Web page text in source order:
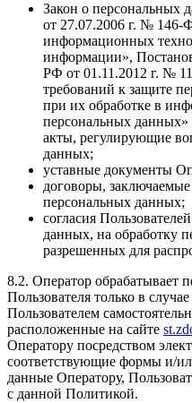
Закон о персональных
от 27.07.2006 г. № 146-
информационных
информации»,
РФ от 01.11.2012 г. №
требований к защите
при их обработке в
персональных
акты, регулирующие
данных;
уставные документы
договоры,
персональных данных;
согласия
данных, на обработку
разрешенных для
8.2. Оператор обрабатывает
Пользователя только в
Пользователем
расположенные на сайте
Оператору посредством
соответствующие формы и/
данные Оператору,
с данной Политикой.